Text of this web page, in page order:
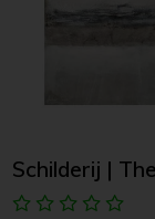
Schilderij |